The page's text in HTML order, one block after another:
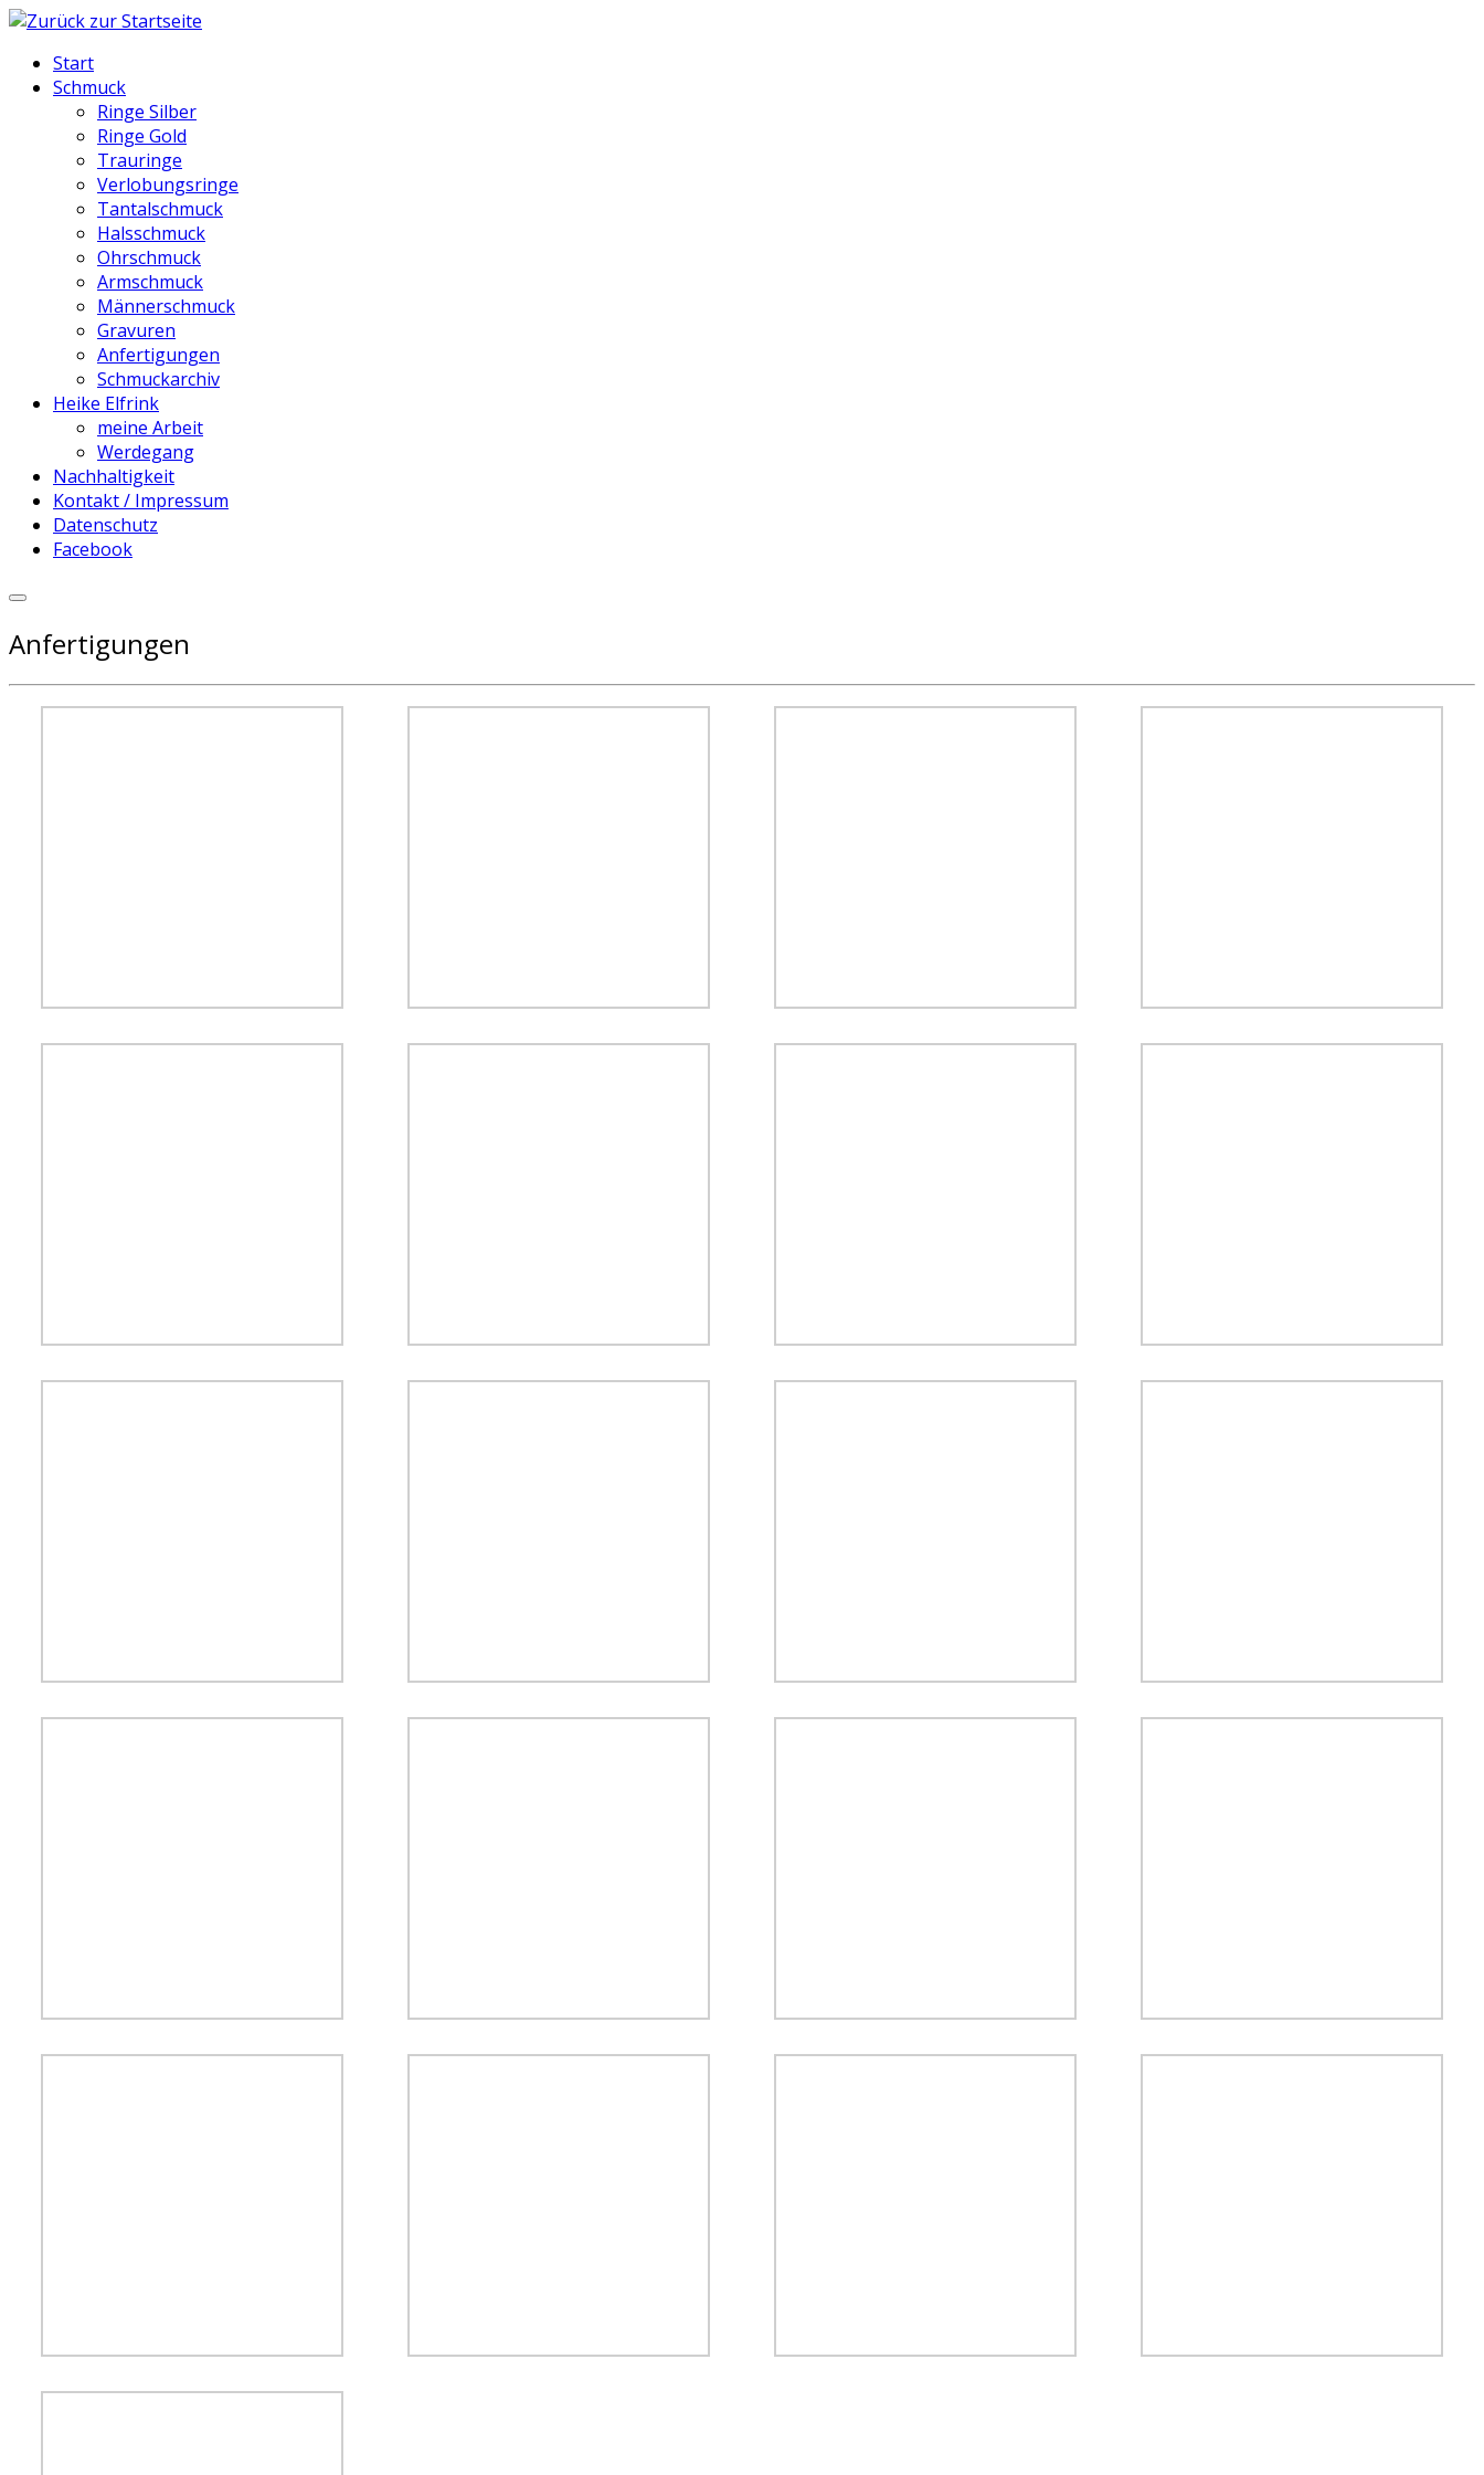
Start
Schmuck
Ringe Silber
Ringe Gold
Trauringe
Verlobungsringe
Tantalschmuck
Halsschmuck
Ohrschmuck
Armschmuck
Männerschmuck
Gravuren
Anfertigungen
Schmuckarchiv
Heike Elfrink
meine Arbeit
Werdegang
Nachhaltigkeit
Kontakt / Impressum
Datenschutz
Facebook
Anfertigungen